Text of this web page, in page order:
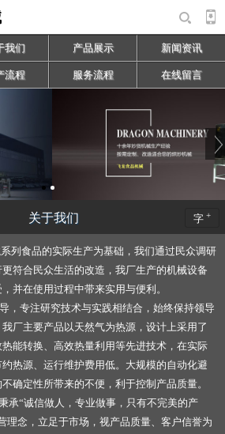
我们 产品展示 新闻资讯
流程 服务流程 在线留言
关于我们 字 +
列食品的实际生产为基础，我们通过民众调研
符合民众生活的改造，我厂生产的机械设备
并在使用过程中带来实用与便利。
，专注研究技术与实践相结合，始终保持领导
厂主要产品以天然气为热源，设计上采用了
能转换、高效热量利用等先进技术，在实际
热源、运行维护费用低。大规模的自动化避
确定性所带来的不便，利于控制产品质量。
承“诚信做人，专业做事，只有不完美的产
理念，立足于市场，视产品质量、客户信誉为